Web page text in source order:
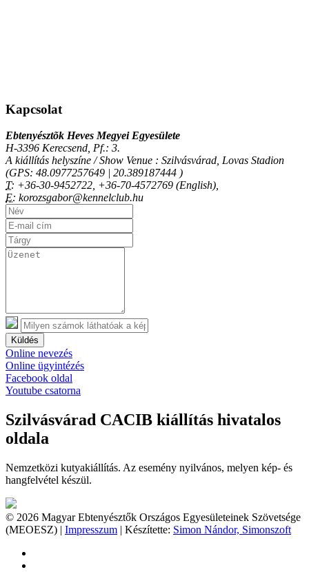
Kapcsolat
Ebtenyésztõk Heves Megyei Egyesülete
H-3396 Kerecsend, Pf.: 3.
A kiállítás helyszíne / Show Venue : Szilvásvárad, Lovas Stadion
(GPS: 48.0977257649 | 20.389187444 )
T: +36-30-9452722, +36-70-4572769 (English),
E: korozsgabor@kennelclub.hu
Küldés
Online nevezés
Online ügyintézés
Facebook oldal
Youtube csatorna
Szilvásvárad CACIB kiállítás hivatalos
oldala
Nemzetközi kutyakiállítás. Az esemény nyilvános, melyen kép- és
hangfelvétel készül.
© 2026 Magyar Ebtenyésztők Országos Egyesületeinek Szövetsége
(MEOESZ) | Impresszum | Készítette: Simon Nándor, Simonszoft